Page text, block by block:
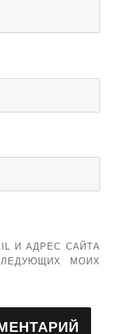
И АДРЕС САЙТА
МОИХ